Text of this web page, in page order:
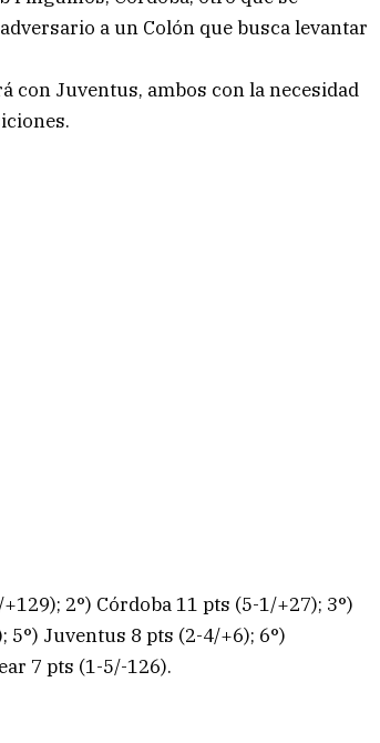
a un Colón que busca levantar
con Juventus, ambos con la necesidad
2°) Córdoba 11 pts (5-1/+27); 3°)
Juventus 8 pts (2-4/+6); 6°)
7 pts (1-5/-126).